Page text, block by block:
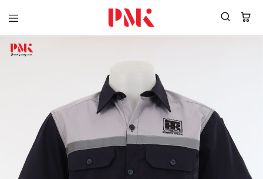
PMK
แบรนด์
เสื้อ
พร้อม
โลโก้
ผู้
ยูนิฟอร์ม
มาตรฐาน
ISO9001
อุตสาหกรรม
สี
เขียว
ระดับ
ที่2